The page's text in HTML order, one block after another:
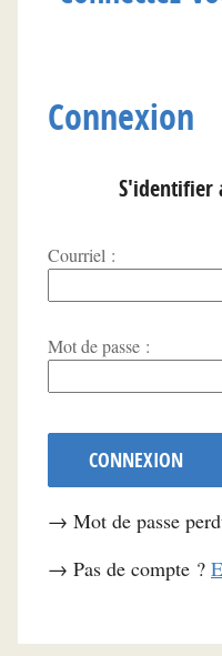
Connexion
S'identifier
Courriel :
Mot de passe :
CONNEXION
→ Mot de passe
→ Pas de compte ?